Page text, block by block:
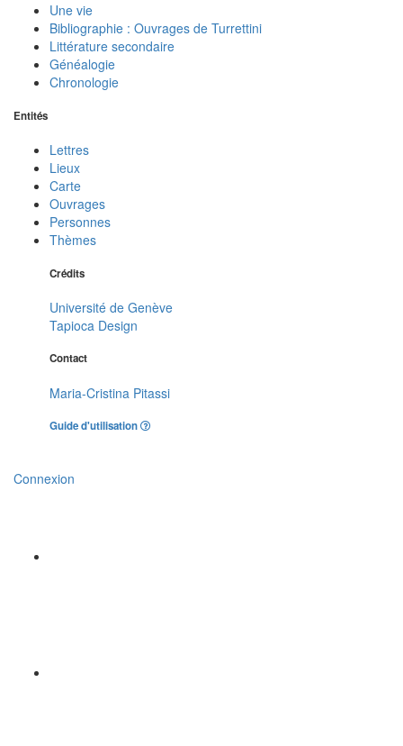
Une vie
Bibliographie : Ouvrages de Turrettini
Littérature secondaire
Généalogie
Chronologie
Entités
Lettres
Lieux
Carte
Ouvrages
Personnes
Thèmes
Crédits
Université de Genève
Tapioca Design
Contact
Maria-Cristina Pitassi
Guide d'utilisation
Connexion